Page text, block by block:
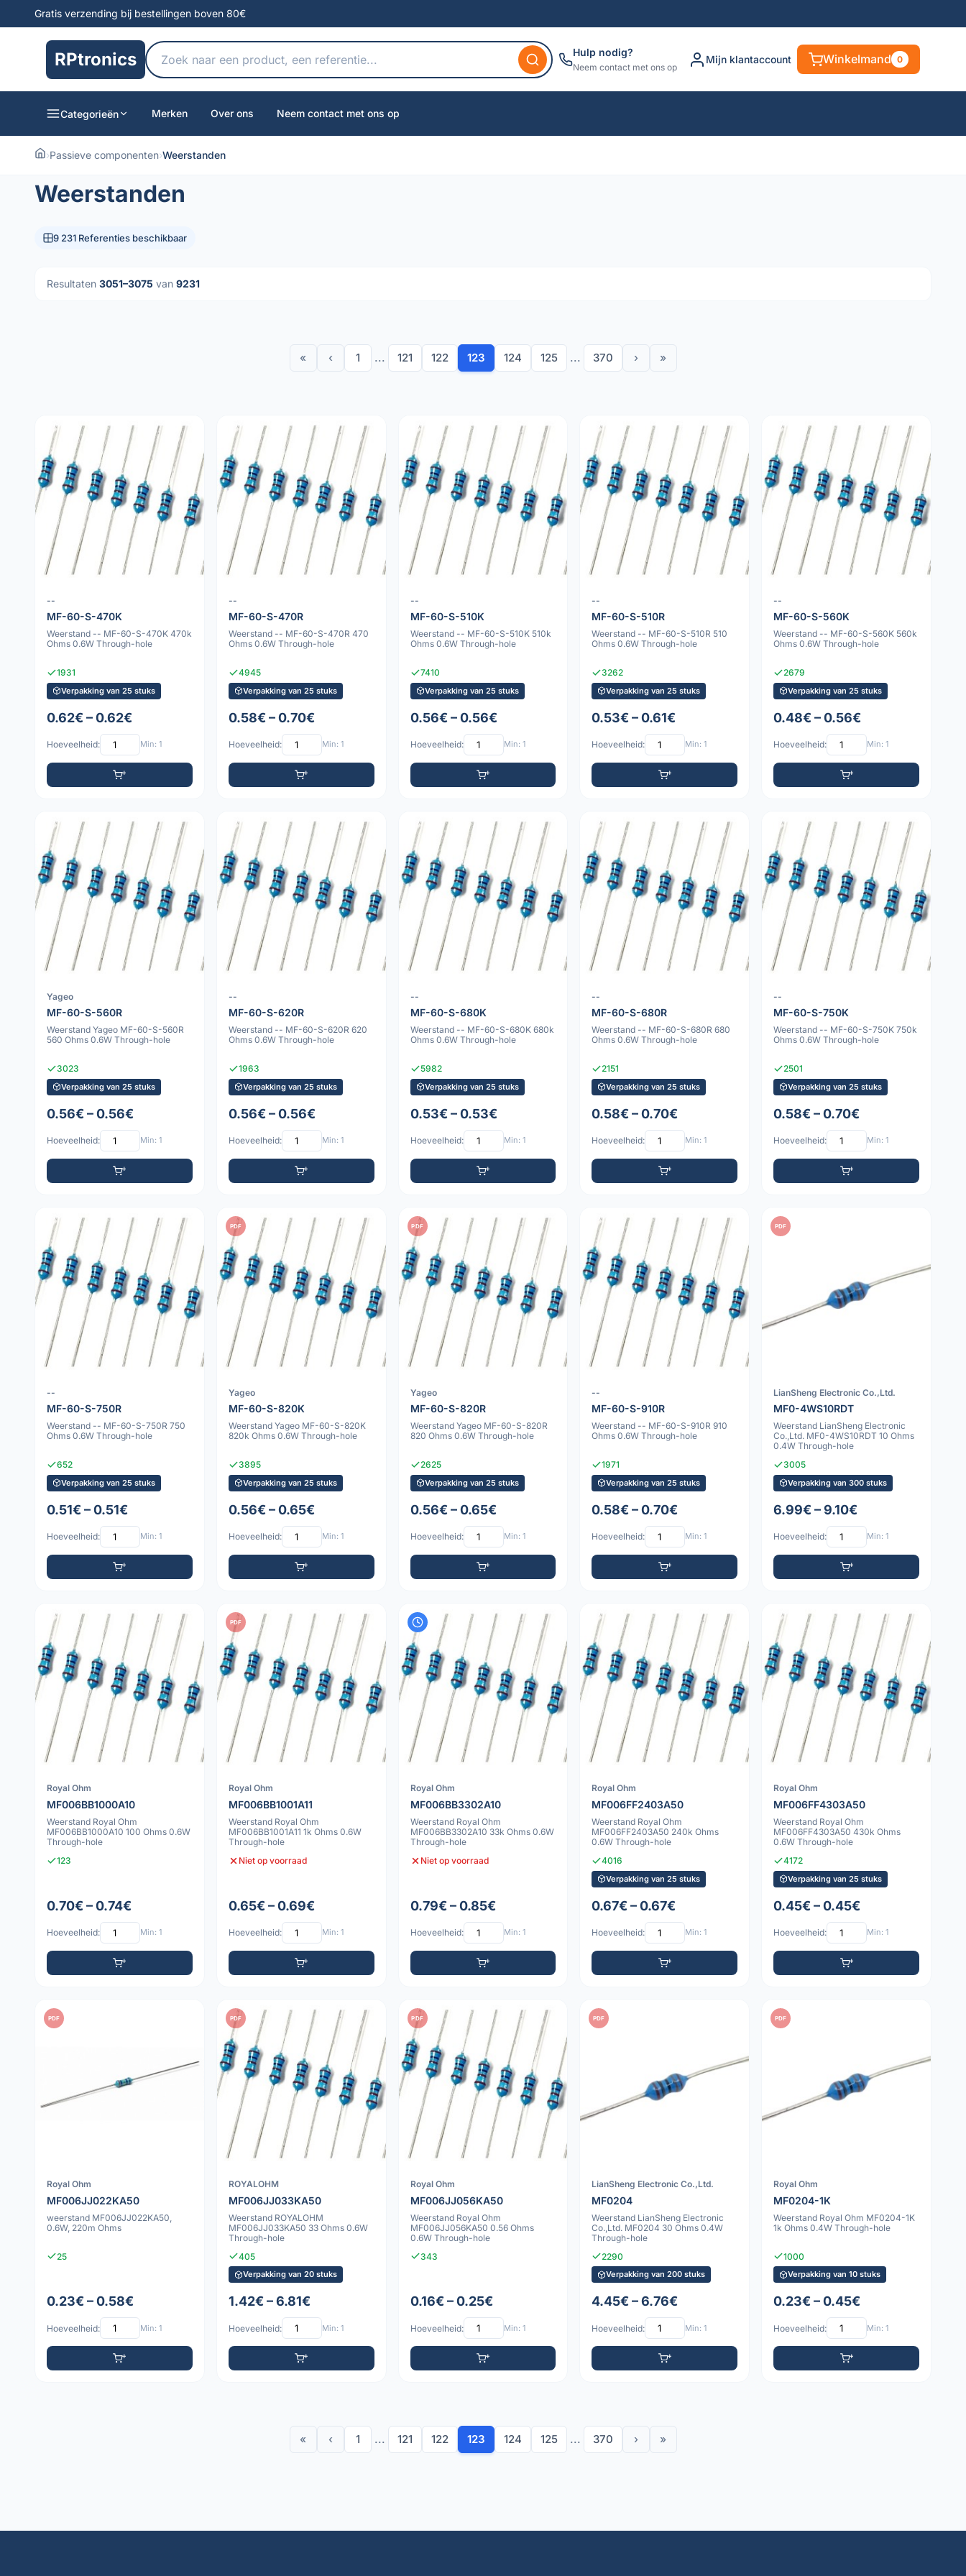
Gratis verzending bij bestellingen boven 80€
RPtronics Hulp nodig?
Neem contact met ons op
Mijn klantaccount Winkelmand 0
Categorieën Merken Over ons Neem contact met ons op
›Passieve componenten›Weerstanden
Weerstanden
9 231 Referenties beschikbaar
Resultaten 3051–3075 van 9231
« ‹ 1 ... 121 122 123 124 125 ... 370 › »
--
MF-60-S-470K
Weerstand -- MF-60-S-470K 470k
Ohms 0.6W Through-hole
1931
Verpakking van 25 stuks
0.62€ – 0.62€
Hoeveelheid: Min: 1
--
MF-60-S-470R
Weerstand -- MF-60-S-470R 470
Ohms 0.6W Through-hole
4945
Verpakking van 25 stuks
0.58€ – 0.70€
Hoeveelheid: Min: 1
--
MF-60-S-510K
Weerstand -- MF-60-S-510K 510k
Ohms 0.6W Through-hole
7410
Verpakking van 25 stuks
0.56€ – 0.56€
Hoeveelheid: Min: 1
--
MF-60-S-510R
Weerstand -- MF-60-S-510R 510
Ohms 0.6W Through-hole
3262
Verpakking van 25 stuks
0.53€ – 0.61€
Hoeveelheid: Min: 1
--
MF-60-S-560K
Weerstand -- MF-60-S-560K 560k
Ohms 0.6W Through-hole
2679
Verpakking van 25 stuks
0.48€ – 0.56€
Hoeveelheid: Min: 1
Yageo
MF-60-S-560R
Weerstand Yageo MF-60-S-560R
560 Ohms 0.6W Through-hole
3023
Verpakking van 25 stuks
0.56€ – 0.56€
Hoeveelheid: Min: 1
--
MF-60-S-620R
Weerstand -- MF-60-S-620R 620
Ohms 0.6W Through-hole
1963
Verpakking van 25 stuks
0.56€ – 0.56€
Hoeveelheid: Min: 1
--
MF-60-S-680K
Weerstand -- MF-60-S-680K 680k
Ohms 0.6W Through-hole
5982
Verpakking van 25 stuks
0.53€ – 0.53€
Hoeveelheid: Min: 1
--
MF-60-S-680R
Weerstand -- MF-60-S-680R 680
Ohms 0.6W Through-hole
2151
Verpakking van 25 stuks
0.58€ – 0.70€
Hoeveelheid: Min: 1
--
MF-60-S-750K
Weerstand -- MF-60-S-750K 750k
Ohms 0.6W Through-hole
2501
Verpakking van 25 stuks
0.58€ – 0.70€
Hoeveelheid: Min: 1
--
MF-60-S-750R
Weerstand -- MF-60-S-750R 750
Ohms 0.6W Through-hole
652
Verpakking van 25 stuks
0.51€ – 0.51€
Hoeveelheid: Min: 1
PDF
Yageo
MF-60-S-820K
Weerstand Yageo MF-60-S-820K
820k Ohms 0.6W Through-hole
3895
Verpakking van 25 stuks
0.56€ – 0.65€
Hoeveelheid: Min: 1
PDF
Yageo
MF-60-S-820R
Weerstand Yageo MF-60-S-820R
820 Ohms 0.6W Through-hole
2625
Verpakking van 25 stuks
0.56€ – 0.65€
Hoeveelheid: Min: 1
--
MF-60-S-910R
Weerstand -- MF-60-S-910R 910
Ohms 0.6W Through-hole
1971
Verpakking van 25 stuks
0.58€ – 0.70€
Hoeveelheid: Min: 1
PDF
LianSheng Electronic Co.,Ltd.
MF0-4WS10RDT
Weerstand LianSheng Electronic
Co.,Ltd. MF0-4WS10RDT 10 Ohms
0.4W Through-hole
3005
Verpakking van 300 stuks
6.99€ – 9.10€
Hoeveelheid: Min: 1
Royal Ohm
MF006BB1000A10
Weerstand Royal Ohm
MF006BB1000A10 100 Ohms 0.6W
Through-hole
123
0.70€ – 0.74€
Hoeveelheid: Min: 1
PDF
Royal Ohm
MF006BB1001A11
Weerstand Royal Ohm
MF006BB1001A11 1k Ohms 0.6W
Through-hole
Niet op voorraad
0.65€ – 0.69€
Hoeveelheid: Min: 1
Royal Ohm
MF006BB3302A10
Weerstand Royal Ohm
MF006BB3302A10 33k Ohms 0.6W
Through-hole
Niet op voorraad
0.79€ – 0.85€
Hoeveelheid: Min: 1
Royal Ohm
MF006FF2403A50
Weerstand Royal Ohm
MF006FF2403A50 240k Ohms
0.6W Through-hole
4016
Verpakking van 25 stuks
0.67€ – 0.67€
Hoeveelheid: Min: 1
Royal Ohm
MF006FF4303A50
Weerstand Royal Ohm
MF006FF4303A50 430k Ohms
0.6W Through-hole
4172
Verpakking van 25 stuks
0.45€ – 0.45€
Hoeveelheid: Min: 1
PDF
Royal Ohm
MF006JJ022KA50
weerstand MF006JJ022KA50,
0.6W, 220m Ohms
25
0.23€ – 0.58€
Hoeveelheid: Min: 1
PDF
ROYALOHM
MF006JJ033KA50
Weerstand ROYALOHM
MF006JJ033KA50 33 Ohms 0.6W
Through-hole
405
Verpakking van 20 stuks
1.42€ – 6.81€
Hoeveelheid: Min: 1
PDF
Royal Ohm
MF006JJ056KA50
Weerstand Royal Ohm
MF006JJ056KA50 0.56 Ohms
0.6W Through-hole
343
0.16€ – 0.25€
Hoeveelheid: Min: 1
PDF
LianSheng Electronic Co.,Ltd.
MF0204
Weerstand LianSheng Electronic
Co.,Ltd. MF0204 30 Ohms 0.4W
Through-hole
2290
Verpakking van 200 stuks
4.45€ – 6.76€
Hoeveelheid: Min: 1
PDF
Royal Ohm
MF0204-1K
Weerstand Royal Ohm MF0204-1K
1k Ohms 0.4W Through-hole
1000
Verpakking van 10 stuks
0.23€ – 0.45€
Hoeveelheid: Min: 1
« ‹ 1 ... 121 122 123 124 125 ... 370 › »